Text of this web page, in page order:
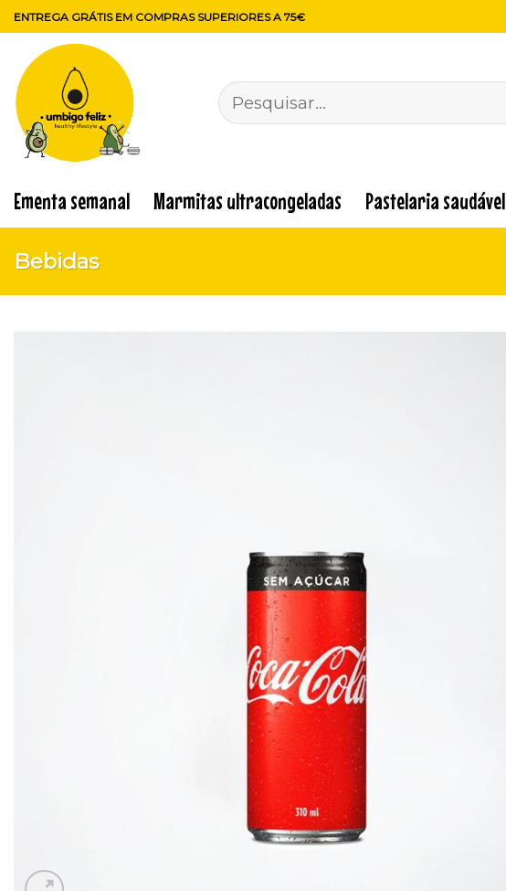
Skip
to
content
ENTREGA GRÁTIS EM COMPRAS SUPERIORES A 75€
Pesquisar
por:
Ementa semanal Marmitas ultracongeladas Pastelaria saudável
Bebidas